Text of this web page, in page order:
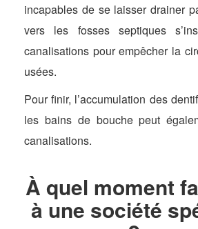
incapables de se laisser drainer
vers les fosses septiques
canalisations pour empêcher la
usées.
Pour finir, l’accumulation des
les bains de bouche peut
canalisations.
À quel moment
à une société